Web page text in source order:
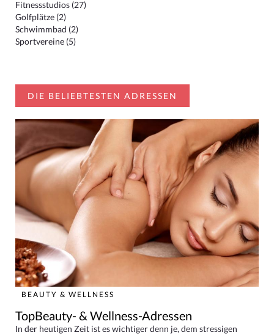
Fitnessstudios (27)
Golfplätze (2)
Schwimmbad (2)
Sportvereine (5)
DIE BELIEBTESTEN ADRESSEN
BEAUTY & WELLNESS
TopBeauty- & Wellness-Adressen
In der heutigen Zeit ist es wichtiger denn je, dem stressigen